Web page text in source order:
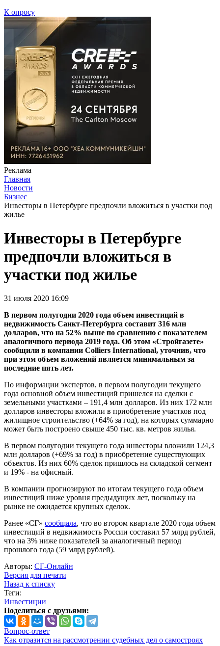
К опросу
Реклама
Главная
Новости
Бизнес
Инвесторы в Петербурге предпочли вложиться в участки под
жилье
Инвесторы в Петербурге
предпочли вложиться в
участки под жилье
31 июля 2020 16:09
В первом полугодии 2020 года объем инвестиций в
недвижимость Санкт-Петербурга составит 316 млн
долларов, что на 52% выше по сравнению с показателем
аналогичного периода 2019 года. Об этом «Стройгазете»
сообщили в компании Colliers International, уточнив, что
при этом объем вложений является минимальным за
последние пять лет.
По информации экспертов, в первом полугодии текущего
года основной объем инвестиций пришелся на сделки с
земельными участками – 191,4 млн долларов. Из них 172 млн
долларов инвесторы вложили в приобретение участков под
жилищное строительство (+64% за год), на которых суммарно
может быть построено свыше 450 тыс. кв. метров жилья.
В первом полугодии текущего года инвесторы вложили 124,3
млн долларов (+69% за год) в приобретение существующих
объектов. Из них 60% сделок пришлось на складской сегмент
и 19% - на офисный.
В компании прогнозируют по итогам текущего года объем
инвестиций ниже уровня предыдущих лет, поскольку на
рынке не ожидается крупных сделок.
Ранее «СГ» сообщала, что во втором квартале 2020 года объем
инвестиций в недвижимость России составил 57 млрд рублей,
что на 3% ниже показателей за аналогичный период
прошлого года (59 млрд рублей).
Авторы: СГ-Онлайн
Версия для печати
Назад к списку
Теги:
Инвестиции
Поделиться с друзьями:
Вопрос-ответ
Как отразится на рассмотрении судебных дел о самостроях